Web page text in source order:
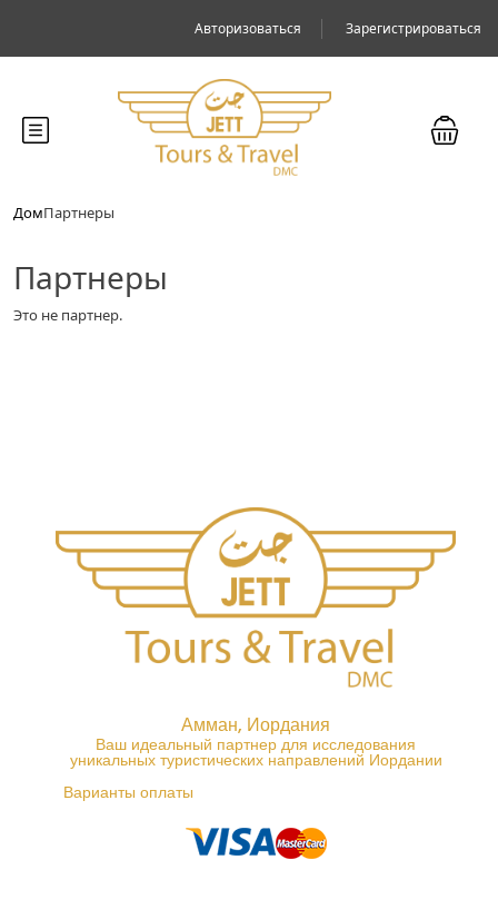
Авторизоваться Зарегистрироваться
ДомПартнеры
Партнеры
Это не партнер.
Амман, Иордания
Ваш идеальный партнер для исследования
уникальных туристических направлений Иордании
Варианты оплаты